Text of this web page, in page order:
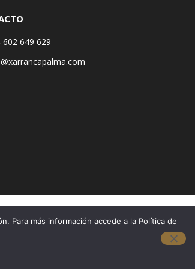
602 649 629
Para más información accede a la Política de